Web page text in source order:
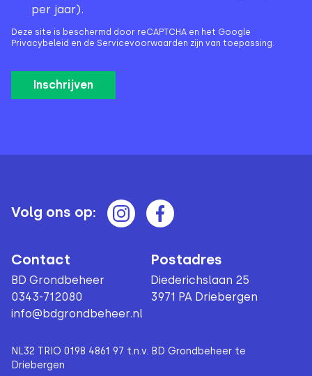
per jaar).
Deze site is beschermd door reCAPTCHA en het Google
Privacybeleid en de Servicevoorwaarden zijn van toepassing.
Volg ons op:
Contact
BD Grondbeheer
0343-712080
info@bdgrondbeheer.nl
Postadres
Diederichslaan 25
3971 PA Driebergen
NL32 TRIO 0198 4861 97 t.n.v. BD Grondbeheer te
Driebergen